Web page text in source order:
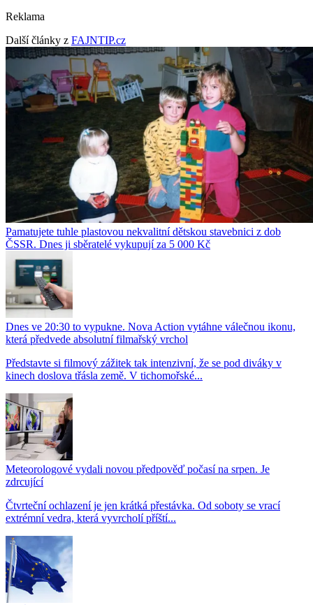
Reklama
Další články z FAJNTIP.cz
Pamatujete tuhle plastovou nekvalitní dětskou stavebnici z dob
ČSSR. Dnes ji sběratelé vykupují za 5 000 Kč
Dnes ve 20:30 to vypukne. Nova Action vytáhne válečnou ikonu,
která předvede absolutní filmařský vrchol
Představte si filmový zážitek tak intenzivní, že se pod diváky v
kinech doslova třásla země. V tichomořské...
Meteorologové vydali novou předpověď počasí na srpen. Je
zdrcující
Čtvrteční ochlazení je jen krátká přestávka. Od soboty se vrací
extrémní vedra, která vyvrcholí příští...